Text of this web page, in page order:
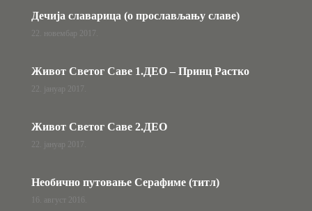
Дечија славарица (о прослављању славе)
22. новембар 2017.
Живот Светог Саве 1.ДЕО – Принц Растко
22. јануар 2017.
Живот Светог Саве 2.ДЕО
22. јануар 2017.
Необично путовање Серафиме (титл)
16. август 2016.